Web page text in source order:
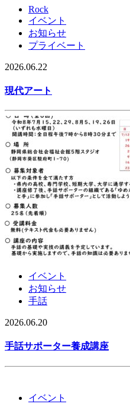
Rock
イベント
お知らせ
プライベート
2026.06.22
現代アート
イベント
お知らせ
手話
2026.06.20
手話サポーター養成講座
イベント